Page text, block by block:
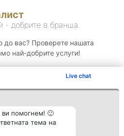
Live chat
ви помогнем! 🙂
тема на
- добрите в бранша.
до вас? Проверете нашата
най-добрите услуги!